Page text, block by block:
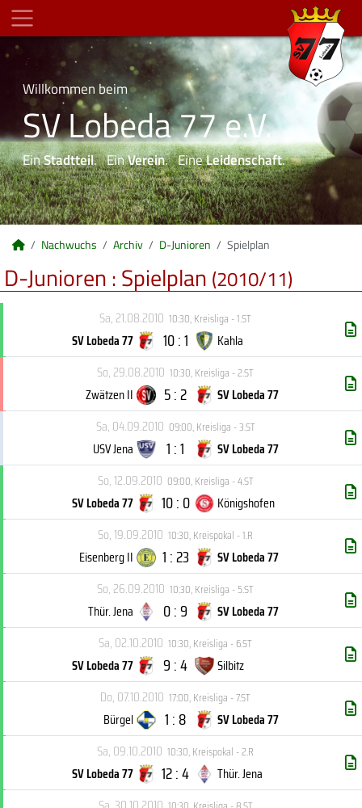
Willkommen beim
SV Lobeda 77 e.V.
EinStadtteil. EinVerein. EineLeidenschaft.
Nachwuchs Archiv D-Junioren Spielplan
D-Junioren :Spielplan (2010/11)
Sa, 21.08.2010 10:30,Kreisliga - 1.ST
SV Lobeda 77 10 : 1
Kahla
So, 29.08.2010 10:30,Kreisliga - 2.ST
Zwätzen II 5 : 2
SV Lobeda 77
Sa, 04.09.2010 09:00,Kreisliga - 3.ST
USV Jena 1 : 1
SV Lobeda 77
So, 12.09.2010 09:00,Kreisliga - 4.ST
SV Lobeda 77 10 : 0
Königshofen
So, 19.09.2010 10:30,Kreispokal - 1.R
Eisenberg II 1 : 23
SV Lobeda 77
So, 26.09.2010 10:30,Kreisliga - 5.ST
Thür. Jena 0 : 9
SV Lobeda 77
Sa, 02.10.2010 10:30,Kreisliga - 6.ST
SV Lobeda 77 9 : 4
Silbitz
Do, 07.10.2010 17:00,Kreisliga - 7.ST
Bürgel 1 : 8
SV Lobeda 77
Sa, 09.10.2010 10:30,Kreispokal - 2.R
SV Lobeda 77 12 : 4
Thür. Jena